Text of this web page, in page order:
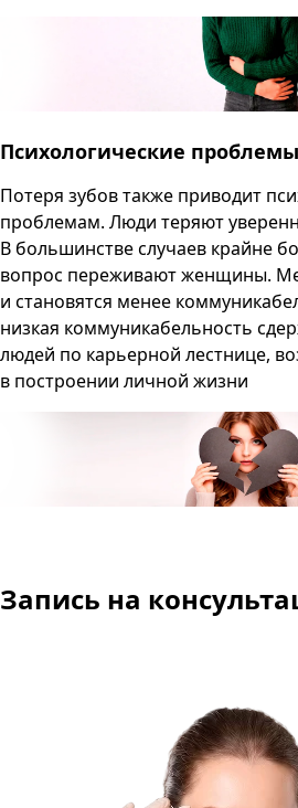
Психологические проблемы
Потеря зубов также приводит
проблемам. Люди теряют
В большинстве случаев крайне
вопрос переживают женщины.
и становятся менее
низкая коммуникабельность
людей по карьерной лестнице,
в построении личной жизни
Запись на